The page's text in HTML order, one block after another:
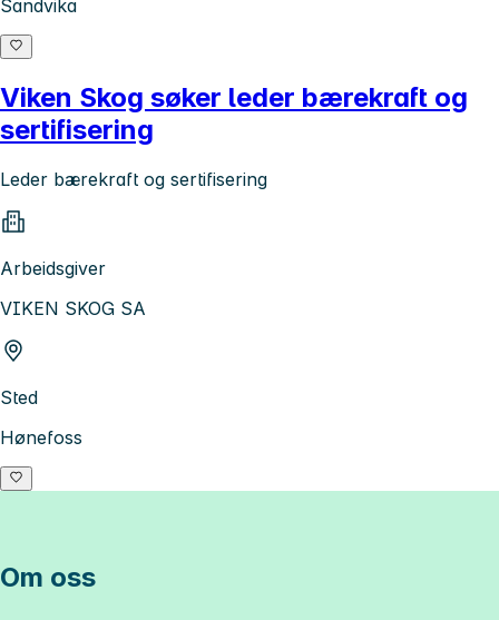
Sandvika
Viken Skog søker leder bærekraft og
sertifisering
Leder bærekraft og sertifisering
Arbeidsgiver
VIKEN SKOG SA
Sted
Hønefoss
Om oss